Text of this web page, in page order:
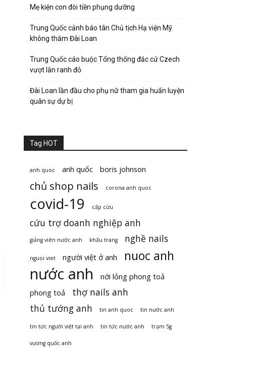
Mẹ kiện con đòi tiền phụng dưỡng
Trung Quốc cảnh báo tân Chủ tịch Hạ viện Mỹ
không thăm Đài Loan
Trung Quốc cáo buộc Tổng thống đắc cử Czech
vượt lằn ranh đỏ
Đài Loan lần đầu cho phụ nữ tham gia huấn luyện
quân sự dự bị
Tag HOT
anh quoc anh quốc boris johnson
chủ shop nails corona anh quoc
covid-19 cấp cứu
cứu trợ doanh nghiệp anh
giảng viên nước anh khẩu trang nghề nails
nguoi viet người việt ở anh nuoc anh
nước anh
nới lỏng phong toả
phong toả
thợ nails anh
thủ tướng anh
tin anh quoc tin nước anh
tin tức người việt tại anh tin tức nước anh trạm 5g
vương quốc anh